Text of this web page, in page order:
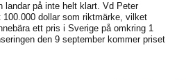
landar på inte helt klart. Vd Peter
100.000 dollar som riktmärke, vilket
ett pris i Sverige på omkring 1
den 9 september kommer priset